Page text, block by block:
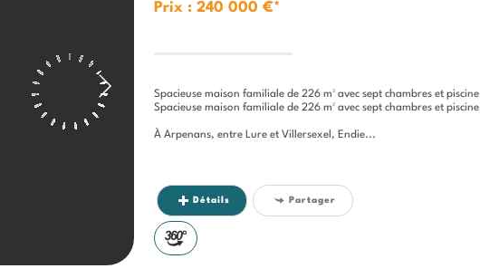
Prix : 240 000 €*
Spacieuse maison familiale de 226 m² avec sept chambres et piscine
Spacieuse maison familiale de 226 m² avec sept chambres et piscine
À Arpenans, entre Lure et Villersexel, Endie...
Détails Partager